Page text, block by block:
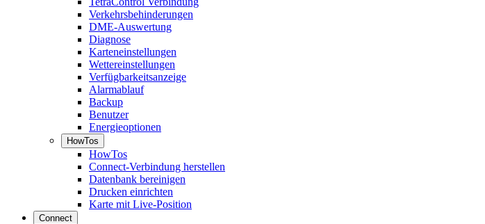
Verkehrsbehinderungen
DME-Auswertung
Diagnose
Karteneinstellungen
Wettereinstellungen
Verfügbarkeitsanzeige
Alarmablauf
Backup
Benutzer
Energieoptionen
HowTos
HowTos
Connect-Verbindung herstellen
Datenbank bereinigen
Drucken einrichten
Karte mit Live-Position
Connect